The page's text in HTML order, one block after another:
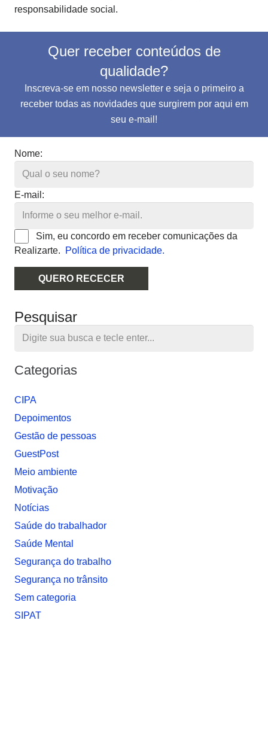
responsabilidade social.
Quer receber conteúdos de
qualidade?
Inscreva-se em nosso newsletter e seja o primeiro a
receber todas as novidades que surgirem por aqui em
seu e-mail!
Nome:
E-mail:
Sim, eu concordo em receber comunicações da
Realizarte.
Política de privacidade.
QUERO RECECER
Pesquisar
Categorias
CIPA
Depoimentos
Gestão de pessoas
GuestPost
Meio ambiente
Motivação
Notí­cias
Saúde do trabalhador
Saúde Mental
Segurança do trabalho
Segurança no trânsito
Sem categoria
SIPAT